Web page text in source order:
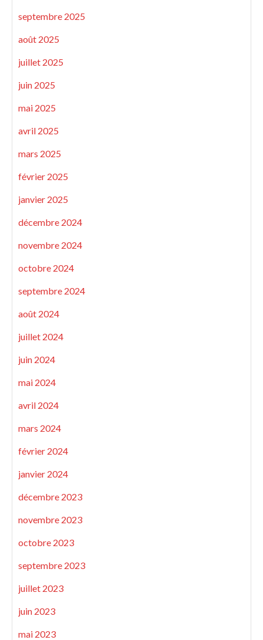
septembre 2025
août 2025
juillet 2025
juin 2025
mai 2025
avril 2025
mars 2025
février 2025
janvier 2025
décembre 2024
novembre 2024
octobre 2024
septembre 2024
août 2024
juillet 2024
juin 2024
mai 2024
avril 2024
mars 2024
février 2024
janvier 2024
décembre 2023
novembre 2023
octobre 2023
septembre 2023
juillet 2023
juin 2023
mai 2023